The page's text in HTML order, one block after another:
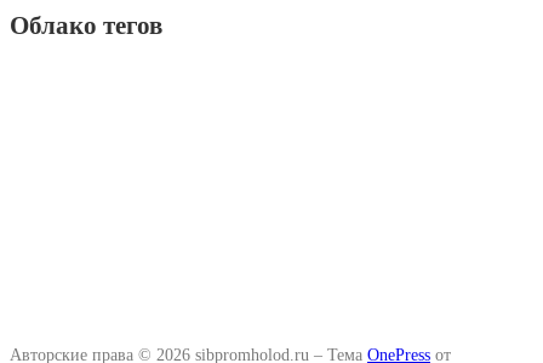
Облако тегов
Авторские права © 2026 sibpromholod.ru – Тема OnePress от